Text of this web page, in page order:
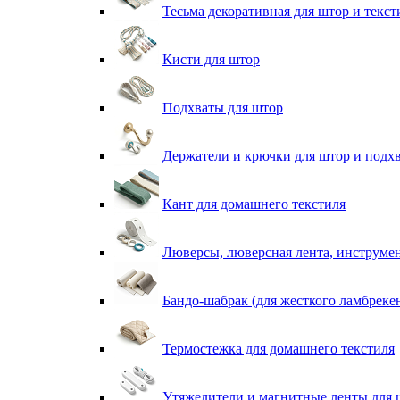
Тесьма декоративная для штор и
Кисти для штор
Подхваты для штор
Держатели и крючки для штор и
Кант для домашнего текстиля
Люверсы, люверсная лента,
Бандо-шабрак (для жесткого
Термостежка для домашнего текстиля
Утяжелители и магнитные ленты для